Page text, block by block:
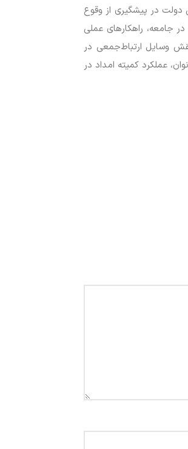
دولت در پیشگیری از وقوع
جامعه، راهکارهای عملی
وسایل ارتباط‌جمعی در
عملکرد کمیته امداد در